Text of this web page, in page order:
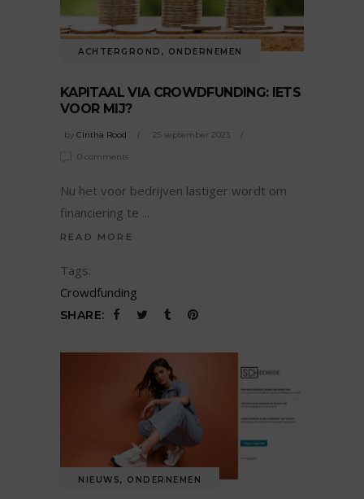
ACHTERGROND , ONDERNEMEN
KAPITAAL VIA CROWDFUNDING: IETS
VOOR MIJ?
by Cintha Rood 25 september 2023
0 comments
Nu het voor bedrijven lastiger wordt om
financiering te
READ MORE
Tags:
Crowdfunding
SHARE:
NIEUWS, ONDERNEMEN